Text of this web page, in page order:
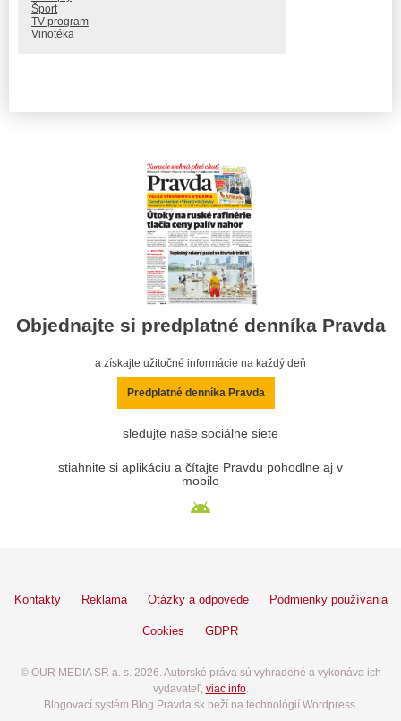
Šport
TV program
Vinotéka
Objednajte si predplatné denníka Pravda
a získajte užitočné informácie na každý deň
Predplatné denníka Pravda
sledujte naše sociálne siete
stiahnite si aplikáciu a čítajte Pravdu pohodlne aj v
mobile
Kontakty Reklama Otázky a odpovede Podmienky používania
Cookies GDPR
© OUR MEDIA SR a. s. 2026. Autorské práva sú vyhradené a vykonáva ich
vydavateľ, viac info.
Blogovací systém Blog.Pravda.sk beží na technológií Wordpress.